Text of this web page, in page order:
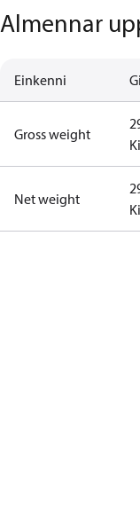
Almennar
Einkenni
Gross weight
Net weight